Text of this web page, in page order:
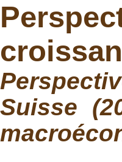
Suisse